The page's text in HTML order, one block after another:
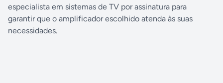
especialista em sistemas de TV por assinatura para
garantir que o amplificador escolhido atenda às suas
necessidades.